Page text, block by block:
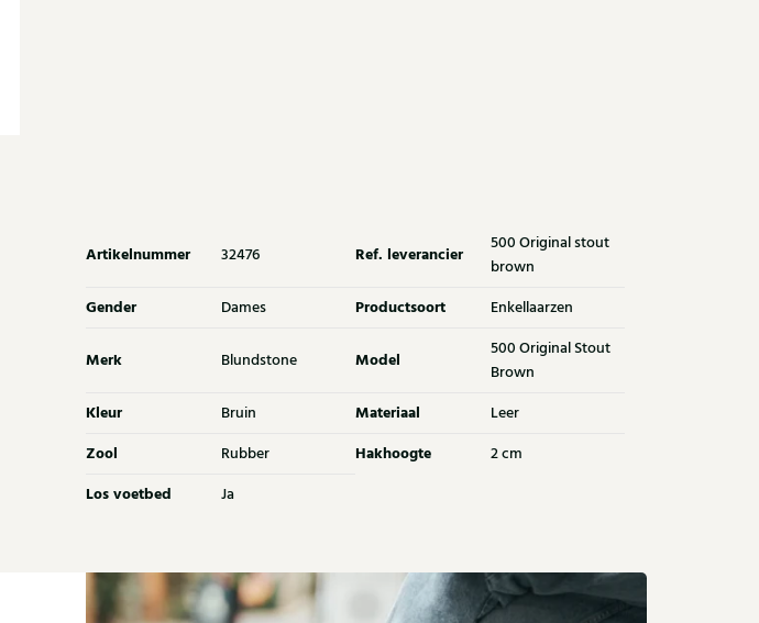
Artikelnummer 32476 Ref. leverancier
500 Original stout
brown
Gender Dames Productsoort Enkellaarzen
Merk Blundstone Model
500 Original Stout
Brown
Kleur Bruin Materiaal Leer
Zool Rubber Hakhoogte 2 cm
Los voetbed Ja